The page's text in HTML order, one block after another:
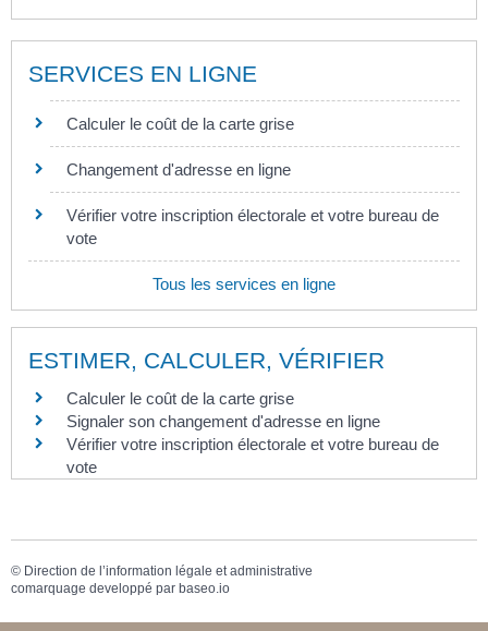
SERVICES EN LIGNE
Calculer le coût de la carte grise
Changement d'adresse en ligne
Vérifier votre inscription électorale et votre bureau de
vote
Tous les services en ligne
ESTIMER, CALCULER, VÉRIFIER
Calculer le coût de la carte grise
Signaler son changement d'adresse en ligne
Vérifier votre inscription électorale et votre bureau de
vote
© Direction de l’information légale et administrative
comarquage developpé par baseo.io